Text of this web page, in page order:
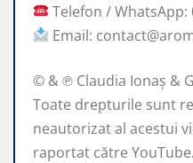
Telefon / WhatsApp:
Email:
© & ℗ Claudia Ionaș &
Toate drepturile sunt
neautorizat al acestui
raportat către YouTube.